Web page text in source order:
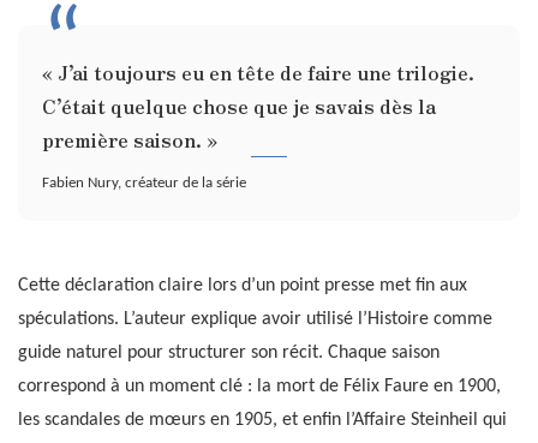
« J’ai toujours eu en tête de faire une trilogie.
C’était quelque chose que je savais dès la
première saison. »
Fabien Nury, créateur de la série
Cette déclaration claire lors d’un point presse met fin aux
spéculations. L’auteur explique avoir utilisé l’Histoire comme
guide naturel pour structurer son récit. Chaque saison
correspond à un moment clé : la mort de Félix Faure en 1900,
les scandales de mœurs en 1905, et enfin l’Affaire Steinheil qui